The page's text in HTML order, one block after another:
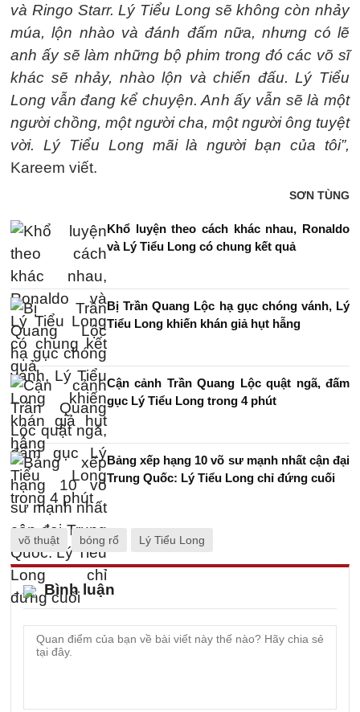
và Ringo Starr. Lý Tiểu Long sẽ không còn nhảy
múa, lộn nhào và đánh đấm nữa, nhưng có lẽ
anh ấy sẽ làm những bộ phim trong đó các võ sĩ
khác sẽ nhảy, nhào lộn và chiến đấu. Lý Tiểu
Long vẫn đang kể chuyện. Anh ấy vẫn sẽ là một
người chồng, một người cha, một người ông tuyệt
vời. Lý Tiểu Long mãi là người bạn của tôi”,
Kareem viết.
SƠN TÙNG
Khổ luyện theo cách khác nhau, Ronaldo
và Lý Tiểu Long có chung kết quả
Bị Trần Quang Lộc hạ gục chóng vánh, Lý
Tiểu Long khiến khán giả hụt hẫng
Cận cảnh Trần Quang Lộc quật ngã, đấm
gục Lý Tiểu Long trong 4 phút
Bảng xếp hạng 10 võ sư mạnh nhất cận đại
Trung Quốc: Lý Tiểu Long chỉ đứng cuối
võ thuật bóng rổ Lý Tiểu Long
Bình luận